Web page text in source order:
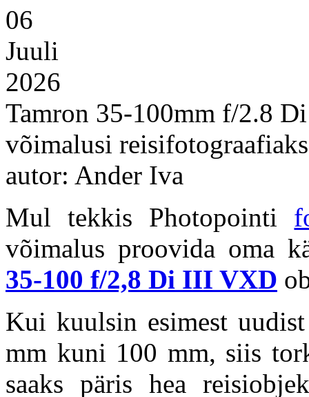
06
Juuli
2026
Tamron 35-100mm f/2.8
võimalusi reisifotograafiaks
autor: Ander Iva
Mul tekkis Photopointi
võimalus proovida oma
35-100 f/2,8 Di III VXD
Kui kuulsin esimest
mm kuni 100 mm, siis
saaks päris hea